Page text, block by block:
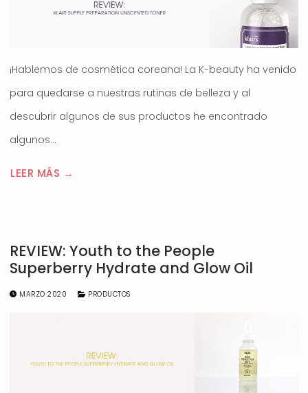
¡Hablemos de cosmética coreana! La K-beauty ha venido
para quedarse a nuestras rutinas de belleza y al
descubrir algunos de sus productos he encontrado
algunos…
LEER MÁS →
REVIEW: Youth to the People
Superberry Hydrate and Glow Oil
MARZO 2020 PRODUCTOS